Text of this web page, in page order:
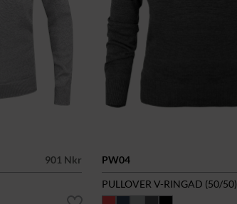
901 Nkr
PW04
PULLOVER V-RINGAD (50/50)